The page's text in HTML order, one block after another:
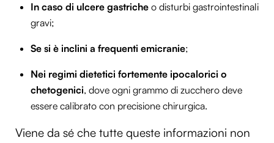
In caso di ulcere gastriche o disturbi gastrointestinali
gravi;
Se si è inclini a frequenti emicranie;
Nei regimi dietetici fortemente ipocalorici o
chetogenici, dove ogni grammo di zucchero deve
essere calibrato con precisione chirurgica.
Viene da sé che tutte queste informazioni non